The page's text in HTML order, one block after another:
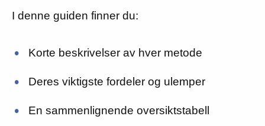
I denne guiden finner du:
Korte beskrivelser av hver metode
Deres viktigste fordeler og ulemper
En sammenlignende oversiktstabell